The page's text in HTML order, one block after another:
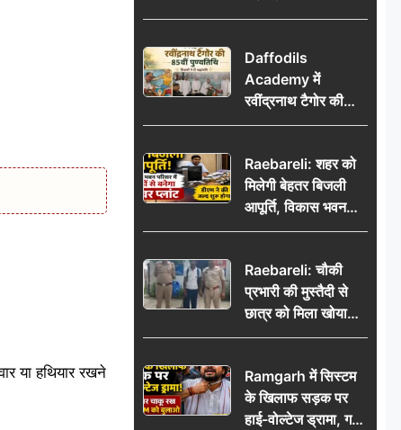
या हथियार रखने
से बाबा बैद्यनाथ धाम के
का दूसरा जत्था
Daffodils
Academy में
रवींद्रनाथ टैगोर की
85वीं पुण्यतिथि मनाई
श्रद्धांजलि
Raebareli: शहर को
मिलेगी बेहतर बिजली
आपूर्ति, विकास भवन
परिसर में करोड़ों से
Raebareli: चौकी
प्रभारी की मुस्तैदी से
छात्र को मिला खोया
बैग, जरूरी दस्तावेज
पुलिस टीम का जताया
आभार
Ramgarh में सिस्टम
के खिलाफ सड़क पर
हाई-वोल्टेज ड्रामा, गर्दन